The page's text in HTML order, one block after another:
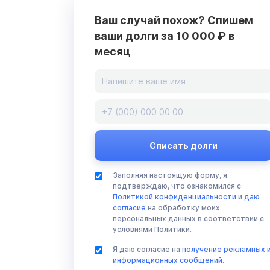
Ваш случай похож? Спишем
ваши долги за 10 000 ₽ в
месяц
Заполняя настоящую форму, я
подтверждаю, что ознакомился с
Политикой конфиденциальности и даю
согласие на обработку моих
персональных данных в соответствии с
условиями Политики.
Я даю согласие на получение рекламных
информационных сообщений.